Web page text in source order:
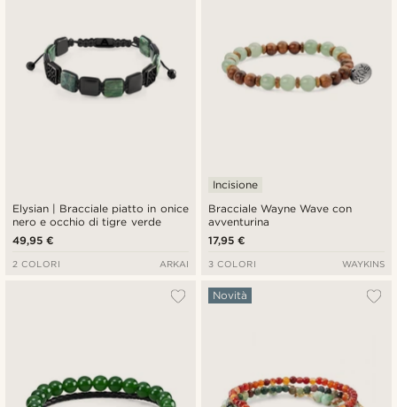
Elysian | Bracciale piatto in onice
nero e occhio di tigre verde
49,95 €
2 COLORI ARKAI
Bracciale Wayne Wave con
avventurina
Incisione
17,95 €
3 COLORI WAYKINS
Novità